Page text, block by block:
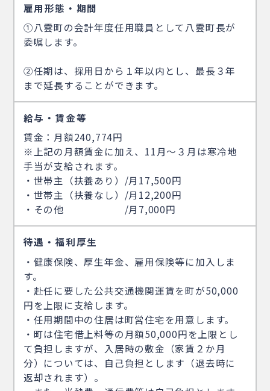
雇用形態・期間
①八雲町の会計年度任用職員として八雲町長が
委嘱します。
②任期は、採用日から１年以内とし、最長３年
まで延長することができます。
給与・賃金等
賃金：月額240,774円
※上記の月額賃金に加え、11月～３月は寒冷地
手当が支給されます。
・世帯主（扶養あり）/月17,500円
・世帯主（扶養なし）/月12,200円
・その他 /月7,000円
待遇・福利厚生
・健康保険、厚生年金、雇用保険等に加入しま
す。
・赴任に要した公共交通機関運賃を町が50,000
円を上限に支給します。
・任用期間中の住居は町営住宅を用意します。
・町は住宅借上料等の月額50,000円を上限とし
て負担しますが、入居時の敷金（家賃２か月
分）については、自己負担とします（退去時に
返却されます）。